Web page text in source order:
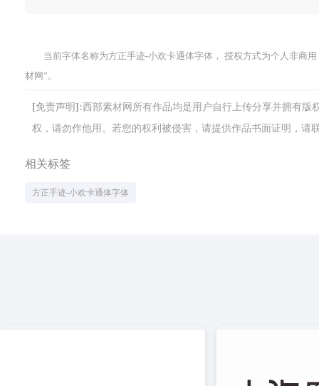
当前字体名称为方正手迹-小欢卡通体字体， 授权方式为个人非商
材网”。
[免责声明]:西部素材网所有作品均是用户自行上传分享并拥有
权，请勿作他用。若您的权利被侵害，请提供作品书面证明，请
相关标签
方正手迹-小欢卡通体字体